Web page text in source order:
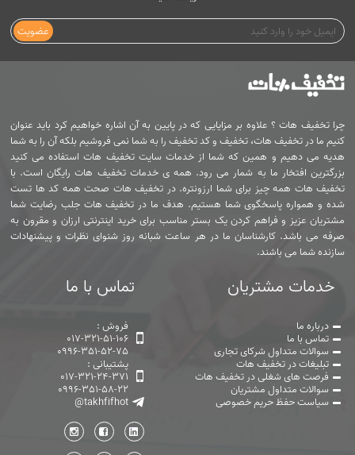
عضویت
چرا تخفیف هات ؟ علاوه بر مزایایی که در پایین به آن اشاره خواهیم کرد باید عنوان
کنیم ما در تخفیف هات، تخفیف و کد تخفیف را به شما نمی فروشیم بلکه آن را به شما
هدیه می دهیم و همین که شما از خدمات سایت تخفیف هات استفاده می کنید
بزرگترین افتخار ما به شمار می رود. همه ی خدمات تخفیف هات رایگان است. با
تخفیف هات همه چیز برای شما ارزونتره. در تخفیف هات صحت همه کد ها تست
شده و همواره پاسخگوی شما هستیم. هدف ما در تخفیف هات جلب رضایت شما
مشتریان عزیز و فراهم کردن یک بستر مناسب برای خرید اینترنتی ارزان و مقرون به
صرفه می باشد. کارشناسان ما در هر ساعت شبانه روز شنوای نظرات و پیشنهادات
سازنده شما می باشند.
خدمات مشتریان
درباره ما
تماس با ما
سوالات متداول شرکای تجاری
تبلیغات در تخفیف هات
فرصت های شغلی در تخفیف هات
سوالات متداول مشتریان
سیاست حفظ حریم خصوصی
تماس با ما
فروش :
017-321-51-106
0996-351-52-75
پشتیبانی :
017-321-24-371
0996-351-58-22
@takhfifhot